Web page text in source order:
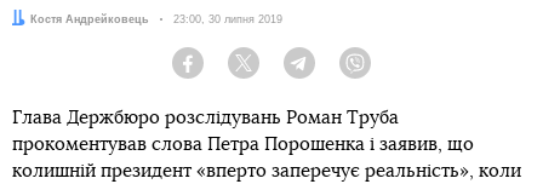
Автор:Костя Андрейковець Дата:
23:00, 30 липня 2019
Facebook Twitter Telegram
Глава Держбюро розслідувань Роман Труба
прокоментував слова Петра Порошенка і заявив, що
колишній президент «вперто заперечує реальність», коли